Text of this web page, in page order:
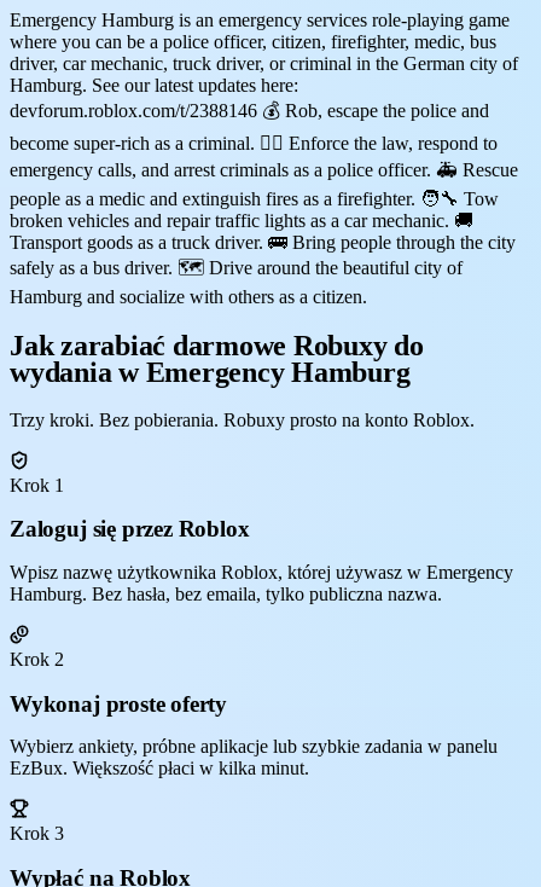
Emergency Hamburg is an emergency services role-playing game
where you can be a police officer, citizen, firefighter, medic, bus
driver, car mechanic, truck driver, or criminal in the German city of
Hamburg. See our latest updates here:
devforum.roblox.com/t/2388146 💰 Rob, escape the police and
become super-rich as a criminal. 👮‍♂️ Enforce the law, respond to
emergency calls, and arrest criminals as a police officer. 🚑 Rescue
people as a medic and extinguish fires as a firefighter. 🧑‍🔧 Tow
broken vehicles and repair traffic lights as a car mechanic. 🚚
Transport goods as a truck driver. 🚌 Bring people through the city
safely as a bus driver. 🗺️ Drive around the beautiful city of
Hamburg and socialize with others as a citizen.
Jak zarabiać darmowe Robuxy do
wydania w Emergency Hamburg
Trzy kroki. Bez pobierania. Robuxy prosto na konto Roblox.
Krok 1
Zaloguj się przez Roblox
Wpisz nazwę użytkownika Roblox, której używasz w Emergency
Hamburg. Bez hasła, bez emaila, tylko publiczna nazwa.
Krok 2
Wykonaj proste oferty
Wybierz ankiety, próbne aplikacje lub szybkie zadania w panelu
EzBux. Większość płaci w kilka minut.
Krok 3
Wypłać na Roblox